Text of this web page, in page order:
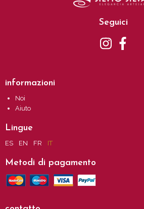
Seguici
informazioni
Noi
Aiuto
Lingue
ES EN FR IT
Metodi di pagamento